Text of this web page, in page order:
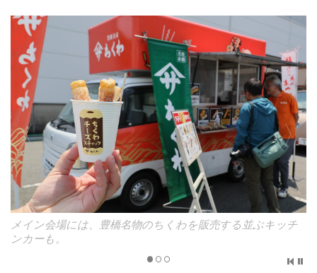
メイン会場には、豊橋名物のちくわを販売する並ぶキッチ
ンカーも。